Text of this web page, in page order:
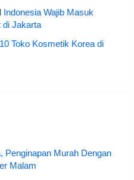
Wajib Masuk
di Jakarta
Toko Kosmetik Korea di
Penginapan Murah Dengan
Malam